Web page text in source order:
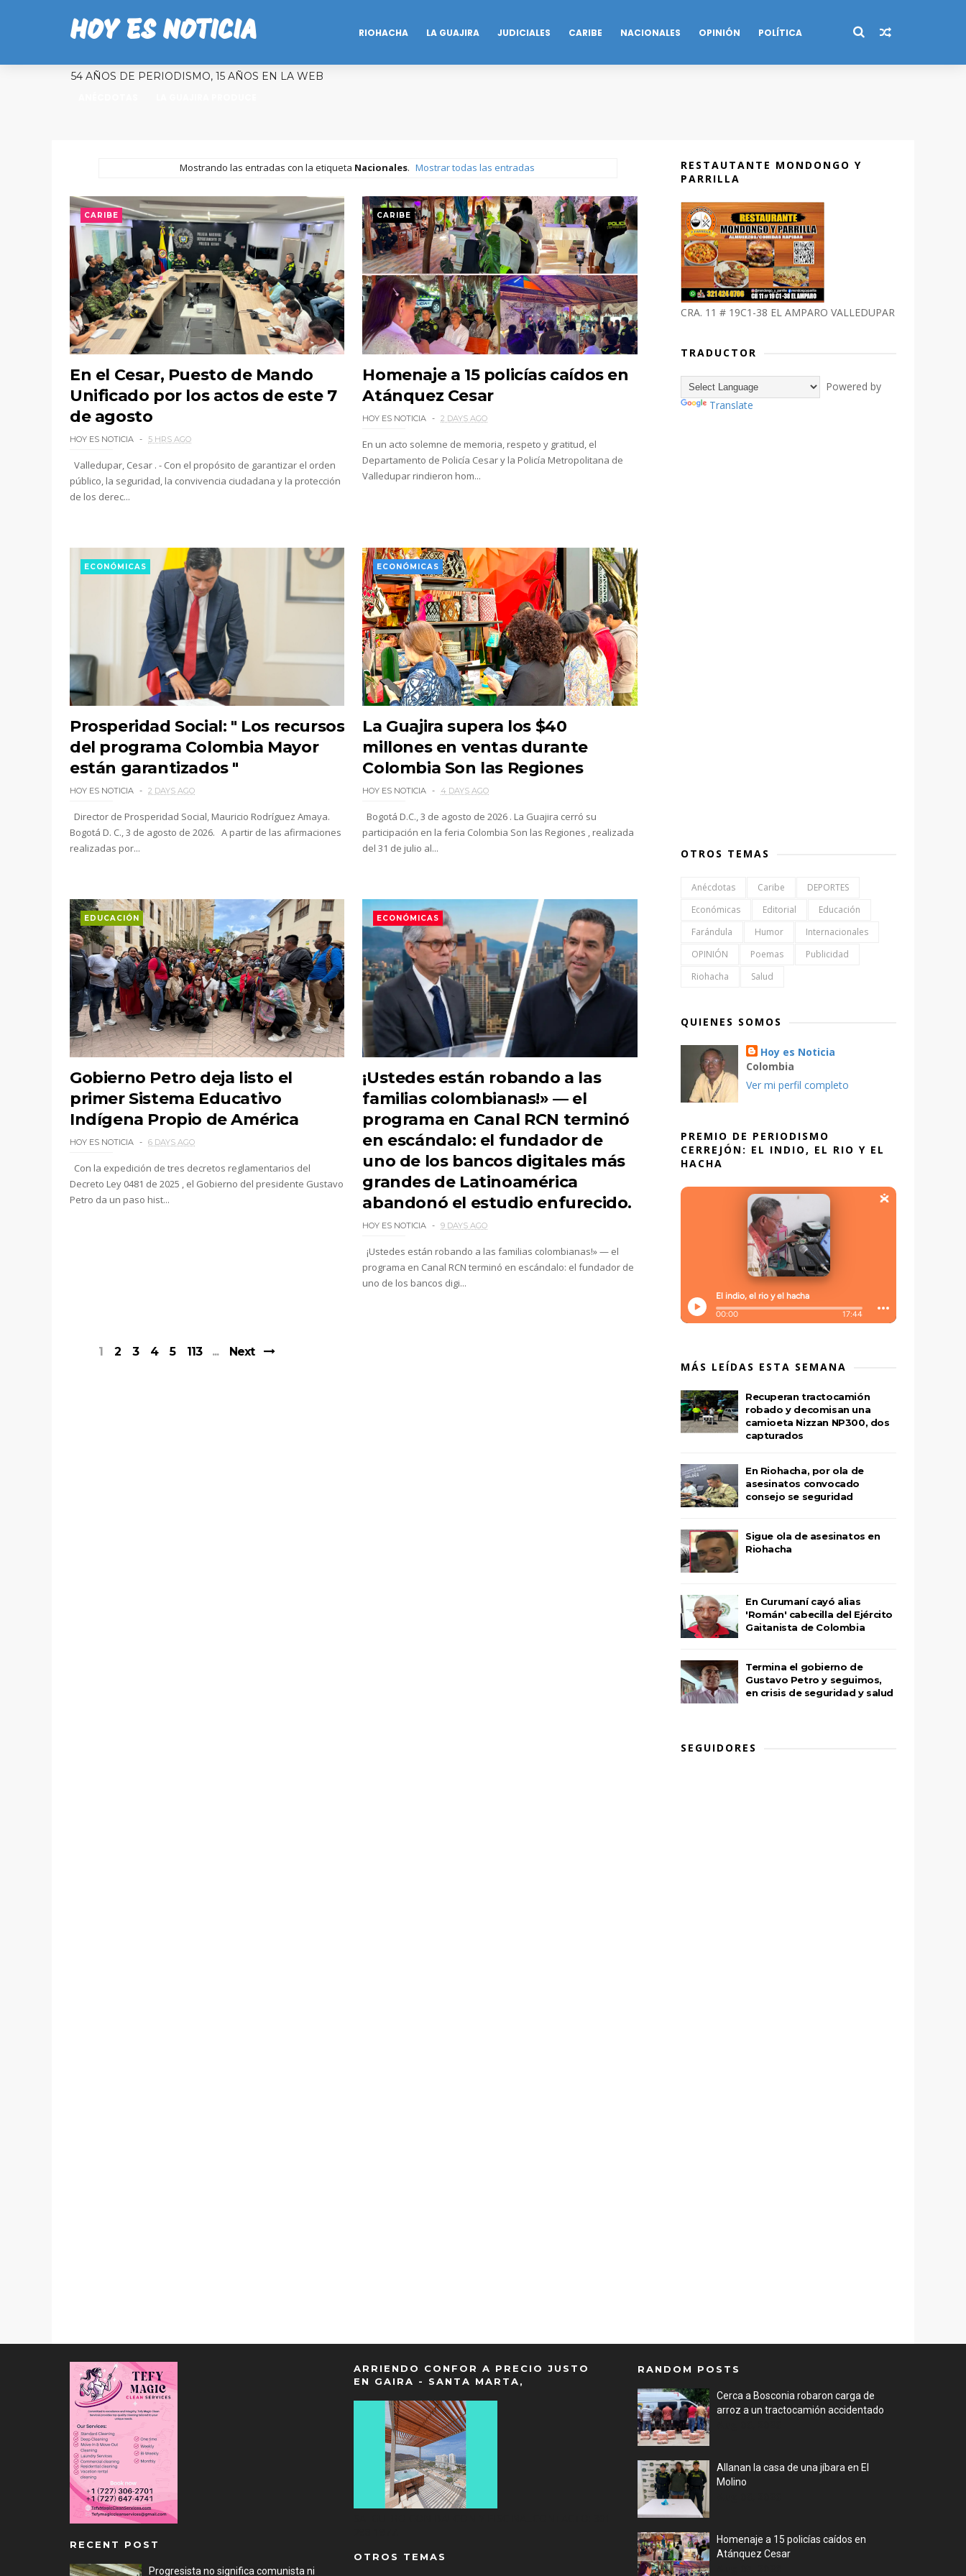
HOY ES NOTICIA
54 AÑOS DE PERIODISMO, 15 AÑOS EN LA WEB
RIOHACHA LA GUAJIRA JUDICIALES CARIBE NACIONALES OPINIÓN POLÍTICA
Mostrando las entradas con la etiqueta Nacionales. Mostrar todas las entradas
CARIBE
En el Cesar, Puesto de Mando
Unificado por los actos de este 7
de agosto
HOY ES NOTICIA 5 HRS AGO
Valledupar, Cesar . - Con el propósito de garantizar el orden
público, la seguridad, la convivencia ciudadana y la protección
de los derec...
CARIBE
Homenaje a 15 policías caídos en
Atánquez Cesar
HOY ES NOTICIA 2 DAYS AGO
En un acto solemne de memoria, respeto y gratitud, el
Departamento de Policía Cesar y la Policía Metropolitana de
Valledupar rindieron hom...
ECONÓMICAS
Prosperidad Social: " Los recursos
del programa Colombia Mayor
están garantizados "
HOY ES NOTICIA 2 DAYS AGO
Director de Prosperidad Social, Mauricio Rodríguez Amaya.
Bogotá D. C., 3 de agosto de 2026. A partir de las afirmaciones
realizadas por...
ECONÓMICAS
La Guajira supera los $40
millones en ventas durante
Colombia Son las Regiones
HOY ES NOTICIA 4 DAYS AGO
Bogotá D.C., 3 de agosto de 2026 . La Guajira cerró su
participación en la feria Colombia Son las Regiones , realizada
del 31 de julio al...
EDUCACIÓN
Gobierno Petro deja listo el
primer Sistema Educativo
Indígena Propio de América
HOY ES NOTICIA 6 DAYS AGO
Con la expedición de tres decretos reglamentarios del
Decreto Ley 0481 de 2025 , el Gobierno del presidente Gustavo
Petro da un paso hist...
ECONÓMICAS
¡Ustedes están robando a las
familias colombianas!» — el
programa en Canal RCN terminó
en escándalo: el fundador de
uno de los bancos digitales más
grandes de Latinoamérica
abandonó el estudio enfurecido.
HOY ES NOTICIA 9 DAYS AGO
¡Ustedes están robando a las familias colombianas!» — el
programa en Canal RCN terminó en escándalo: el fundador de
uno de los bancos digi...
1 2 3 4 5 113 Next
RESTAUTANTE MONDONGO Y
PARRILLA
CRA. 11 # 19C1-38 EL AMPARO VALLEDUPAR
TRADUCTOR
Powered by
Translate
OTROS TEMAS
Anécdotas Caribe
DEPORTES
Económicas
Editorial
Educación
Farándula
Humor
Internacionales
OPINIÓN
Poemas
Publicidad
Riohacha
Salud
QUIENES SOMOS
Hoy es Noticia
Colombia
Ver mi perfil completo
PREMIO DE PERIODISMO
CERREJÓN: EL INDIO, EL RIO Y EL
HACHA
MÁS LEÍDAS ESTA SEMANA
Recuperan tractocamión
robado y decomisan una
camioeta Nizzan NP300, dos
capturados
En Riohacha, por ola de
asesinatos convocado
consejo se seguridad
Sigue ola de asesinatos en
Riohacha
En Curumaní cayó alias
'Román' cabecilla del Ejército
Gaitanista de Colombia
Termina el gobierno de
Gustavo Petro y seguimos,
en crisis de seguridad y salud
SEGUIDORES
RECENT POST
Progresista no significa comunista ni
ARRIENDO CONFOR A PRECIO JUSTO
EN GAIRA - SANTA MARTA,
OTROS TEMAS
RANDOM POSTS
Cerca a Bosconia robaron carga de
arroz a un tractocamión accidentado
Allanan la casa de una jíbara en El
Molino
Homenaje a 15 policías caídos en
Atánquez Cesar